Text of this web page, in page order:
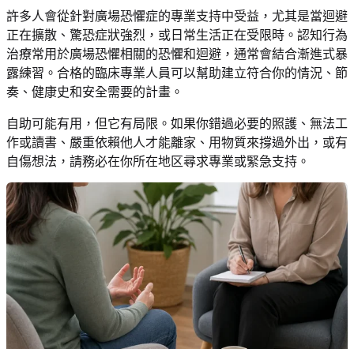
許多人會從針對廣場恐懼症的專業支持中受益，尤其是當迴避
正在擴散、驚恐症狀強烈，或日常生活正在受限時。認知行為
治療常用於廣場恐懼相關的恐懼和迴避，通常會結合漸進式暴
露練習。合格的臨床專業人員可以幫助建立符合你的情況、節
奏、健康史和安全需要的計畫。
自助可能有用，但它有局限。如果你錯過必要的照護、無法工
作或讀書、嚴重依賴他人才能離家、用物質來撐過外出，或有
自傷想法，請務必在你所在地区尋求專業或緊急支持。